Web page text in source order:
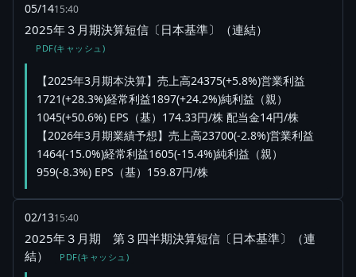
05/1415:40
2025年３月期決算短信〔日本基準〕（連結）
PDF(キャッシュ)
【2025年3月期本決算】売上高24375(+5.8%)営業利益
1721(+28.3%)経常利益1897(+24.2%)純利益（親）
1045(+50.6%) EPS（基）174.33円/株 配当金14円/株
【2026年3月期業績予想】売上高23700(-2.8%)営業利益
1464(-15.0%)経常利益1605(-15.4%)純利益（親）
959(-8.3%) EPS（基）159.87円/株
02/1315:40
2025年３月期 第３四半期決算短信〔日本基準〕（連
結）
PDF(キャッシュ)